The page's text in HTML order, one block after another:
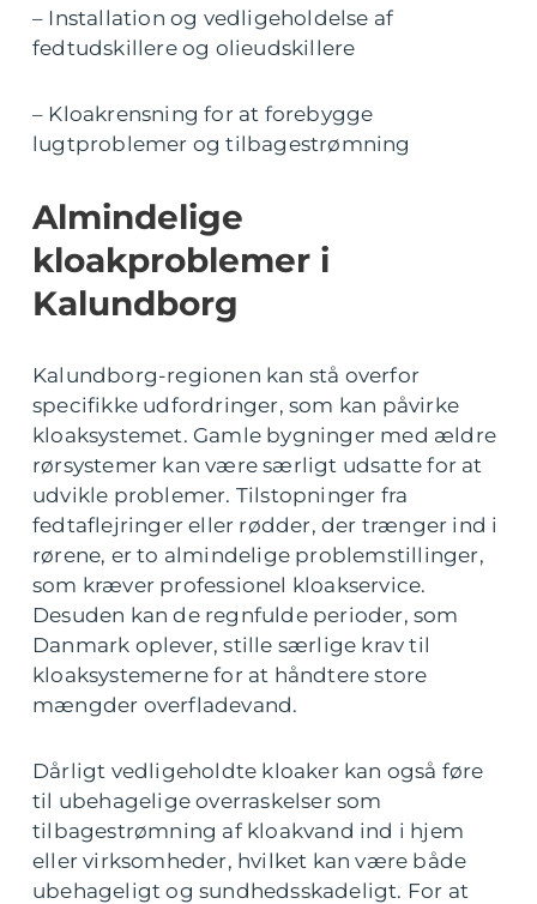
– Installation og vedligeholdelse af
fedtudskillere og olieudskillere
– Kloakrensning for at forebygge
lugtproblemer og tilbagestrømning
Almindelige
kloakproblemer i
Kalundborg
Kalundborg-regionen kan stå overfor
specifikke udfordringer, som kan påvirke
kloaksystemet. Gamle bygninger med ældre
rørsystemer kan være særligt udsatte for at
udvikle problemer. Tilstopninger fra
fedtaflejringer eller rødder, der trænger ind i
rørene, er to almindelige problemstillinger,
som kræver professionel kloakservice.
Desuden kan de regnfulde perioder, som
Danmark oplever, stille særlige krav til
kloaksystemerne for at håndtere store
mængder overfladevand.
Dårligt vedligeholdte kloaker kan også føre
til ubehagelige overraskelser som
tilbagestrømning af kloakvand ind i hjem
eller virksomheder, hvilket kan være både
ubehageligt og sundhedsskadeligt. For at